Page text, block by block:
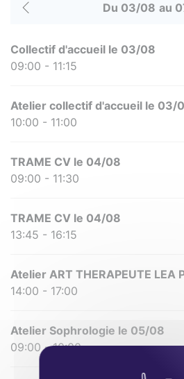
Du 03/08 au
Collectif d'accueil le 03/08
09:00 - 11:15
Atelier collectif d'accueil le 03/
10:00 - 11:00
TRAME CV le 04/08
09:00 - 11:30
TRAME CV le 04/08
13:45 - 16:15
Atelier ART THERAPEUTE LEA
14:00 - 17:00
Atelier Sophrologie le 05/08
09:00 - 10:00